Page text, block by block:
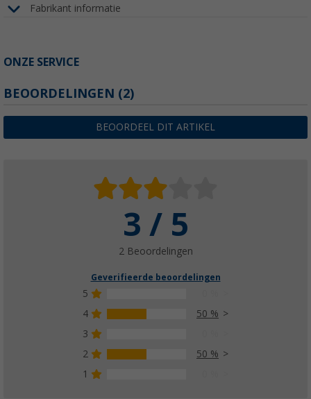
Fabrikant informatie
ONZE SERVICE
BEOORDELINGEN (2)
BEOORDEEL DIT ARTIKEL
3 / 5
2 Beoordelingen
Geverifieerde beoordelingen
5
4
50 %
3
2
50 %
1